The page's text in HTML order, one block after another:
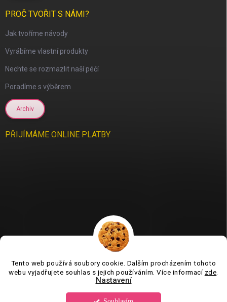
Tento web používá soubory cookie. Dalším procházením tohoto
webu vyjadřujete souhlas s jejich používáním. Více informací zde
Nastavení
PROČ TVOŘIT S NÁMI?
Jak tvoříme návody
Vyrábíme vlastní produkty
Nechte se rozmazlit naší péčí
Poradíme s výběrem
Archiv
PŘIJÍMÁME ONLINE PLATBY
Jsme tu pro vás už 11 let❤️